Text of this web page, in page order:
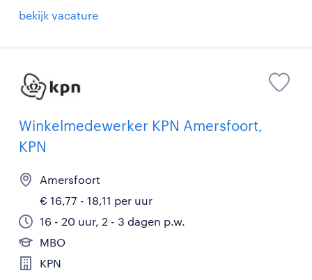
bekijk vacature
Winkelmedewerker KPN Amersfoort,
KPN
Amersfoort
€ 16,77 - 18,11 per uur
16 - 20 uur, 2 - 3 dagen p.w.
MBO
KPN